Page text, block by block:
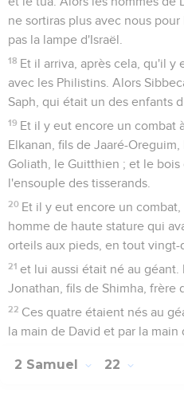
ne sortiras plus avec nous
pas la lampe d'Israël.
18 Et il arriva, après cela, qu'il y
avec les Philistins. Alors
Saph, qui était un des enfants
19 Et il y eut encore un combat
Elkanan, fils de Jaaré-
Goliath, le Guitthien ; et le
l'ensouple des tisserands.
20 Et il y eut encore un
homme de haute stature qui
orteils aux pieds, en tout vingt-
21 et lui aussi était né au géant.
Jonathan, fils de Shimha, frère
22 Ces quatre étaient nés au
la main de David et par la main
2 Samuel 22